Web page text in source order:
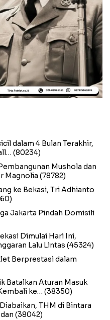
dalam 4 Bulan Terakhir,
(80234)
Mushola dan
Magnolia (78782)
ke Bekasi, Tri Adhianto
Jakarta Pindah Domisili
Dimulai Hari Ini,
Lalu Lintas (45324)
Berprestasi dalam
Batalkan Aturan Masuk
ke… (38350)
THM di Bintara
(38042)